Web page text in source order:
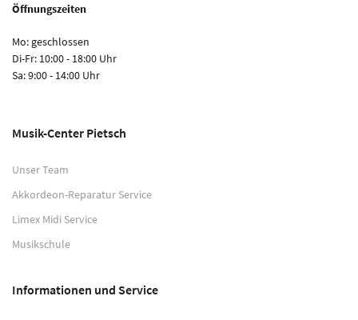
Öffnungszeiten
Mo: geschlossen
Di-Fr: 10:00 - 18:00 Uhr
Sa: 9:00 - 14:00 Uhr
Musik-Center Pietsch
Unser Team
Akkordeon-Reparatur Service
Limex Midi Service
Musikschule
Informationen und Service